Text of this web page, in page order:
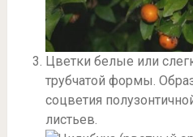
Цветки белые или
трубчатой формы.
соцветия
листьев.